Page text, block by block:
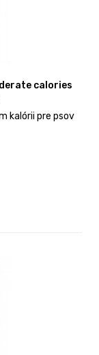
calories
kalórii pre psov